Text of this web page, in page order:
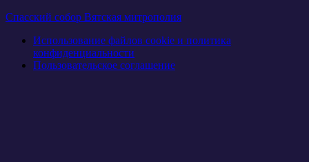
Спасский собор Вятская митрополия
Использование файлов cookie и политика
конфиденциальности
Пользовательское соглашение